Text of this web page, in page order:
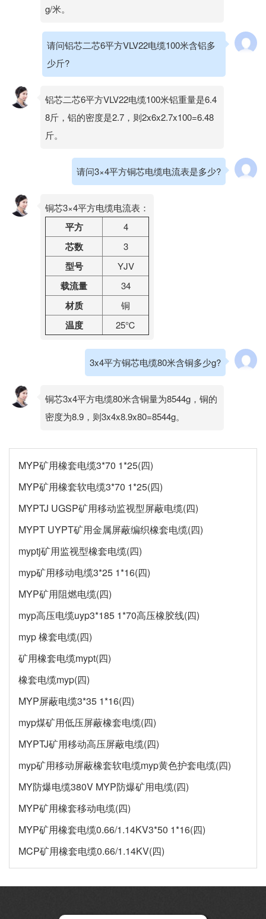
g/米。
请问铝芯二芯6平方VLV22电缆100米含铝多
少斤?
铝芯二芯6平方VLV22电缆100米铝重量是6.4
8斤，铝的密度是2.7，则2x6x2.7x100=6.48
斤。
请问3×4平方铜芯电缆电流表是多少?
铜芯3×4平方电缆电流表：
平方 4
芯数 3
型号 YJV
载流量 34
材质 铜
温度 25℃
3x4平方铜芯电缆80米含铜多少g?
铜芯3x4平方电缆80米含铜量为8544g，铜的
密度为8.9，则3x4x8.9x80=8544g。
MYP矿用橡套电缆3*70 1*25(四)
MYP矿用橡套软电缆3*70 1*25(四)
MYPTJ UGSP矿用移动监视型屏蔽电缆(四)
MYPT UYPT矿用金属屏蔽编织橡套电缆(四)
myptj矿用监视型橡套电缆(四)
myp矿用移动电缆3*25 1*16(四)
MYP矿用阻燃电缆(四)
myp高压电缆uyp3*185 1*70高压橡胶线(四)
myp 橡套电缆(四)
矿用橡套电缆mypt(四)
橡套电缆myp(四)
MYP屏蔽电缆3*35 1*16(四)
myp煤矿用低压屏蔽橡套电缆(四)
MYPTJ矿用移动高压屏蔽电缆(四)
myp矿用移动屏蔽橡套软电缆myp黄色护套电缆(四)
MY防爆电缆380V MYP防爆矿用电缆(四)
MYP矿用橡套移动电缆(四)
MYP矿用橡套电缆0.66/1.14KV3*50 1*16(四)
MCP矿用橡套电缆0.66/1.14KV(四)